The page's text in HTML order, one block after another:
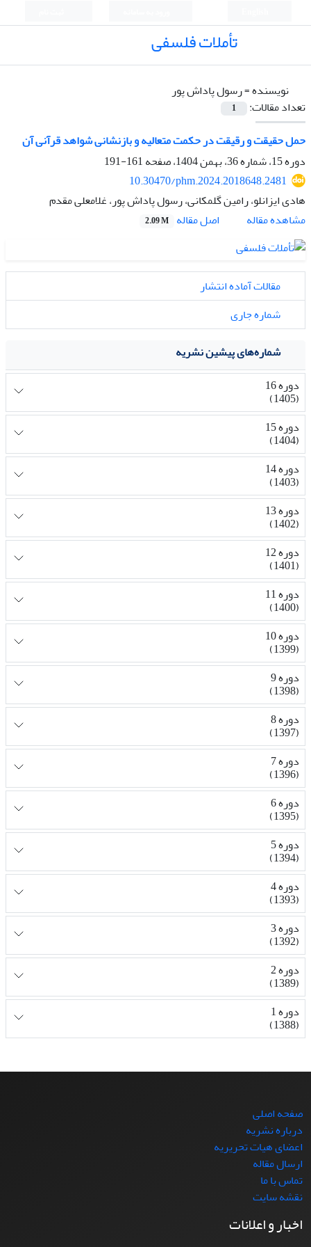
تأملات فلسفی
نویسنده =رسول پاداش پور
تعداد مقالات:
1
حمل حقیقت و رقیقت در حکمت متعالیه و بازنشانی شواهد قرآنی آن
دوره 15، شماره 36، بهمن 1404، صفحه
161-191
10.30470/phm.2024.2018648.2481
هادی ایزانلو، رامین گلمکانی، رسول پاداش پور، غلامعلی مقدم
مشاهده مقاله
اصل مقاله 2.09 M
مقالات آماده انتشار
شماره جاری
شماره‌های پیشین نشریه
دوره 16
(1405)
دوره 15
(1404)
دوره 14
(1403)
دوره 13
(1402)
دوره 12
(1401)
دوره 11
(1400)
دوره 10
(1399)
دوره 9
(1398)
دوره 8
(1397)
دوره 7
(1396)
دوره 6
(1395)
دوره 5
(1394)
دوره 4
(1393)
دوره 3
(1392)
دوره 2
(1389)
دوره 1
(1388)
صفحه اصلی
درباره نشریه
اعضای هیات تحریریه
ارسال مقاله
تماس با ما
نقشه سایت
اخبار و اعلانات